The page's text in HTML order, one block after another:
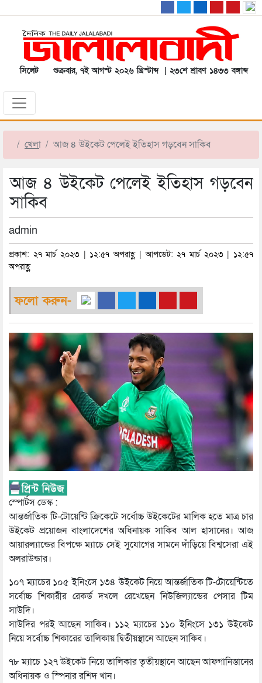
সিলেট শুক্রবার, ৭ই আগস্ট ২০২৬ খ্রিস্টাব্দ | ২৩শে শ্রাবণ ১৪৩৩ বঙ্গাব্দ
খেলা আজ ৪ উইকেট পেলেই ইতিহাস গড়বেন সাকিব
আজ ৪ উইকেট পেলেই ইতিহাস গড়বেন
সাকিব
admin
প্রকাশ: ২৭ মার্চ ২০২৩ | ১২:৫৭ অপরাহ্ণ | আপডেট: ২৭ মার্চ ২০২৩ | ১২:৫৭
অপরাহ্ণ
ফলো করুন-
স্পোর্টস ডেস্ক :
আন্তর্জাতিক টি-টোয়েন্টি ক্রিকেটে সর্বোচ্চ উইকেটের মালিক হতে মাত্র চার
উইকেট প্রয়োজন বাংলাদেশের অধিনায়ক সাকিব আল হাসানের। আজ
আয়ারল্যান্ডের বিপক্ষে ম্যাচে সেই সুযোগের সামনে দাঁড়িয়ে বিশ্বসেরা এই
অলরাউন্ডার।
১০৭ ম্যাচের ১০৫ ইনিংসে ১৩৪ উইকেট নিয়ে আন্তর্জাতিক টি-টোয়েন্টিতে
সর্বোচ্চ শিকারীর রেকর্ড দখলে রেখেছেন নিউজিল্যান্ডের পেসার টিম
সাউদি।
সাউদির পরই আছেন সাকিব। ১১২ ম্যাচের ১১০ ইনিংসে ১৩১ উইকেট
নিয়ে সর্বোচ্চ শিকারের তালিকায় দ্বিতীয়স্থানে আছেন সাকিব।
৭৮ ম্যাচে ১২৭ উইকেট নিয়ে তালিকার তৃতীয়স্থানে আছেন আফগানিস্তানের
অধিনায়ক ও স্পিনার রশিদ খান।